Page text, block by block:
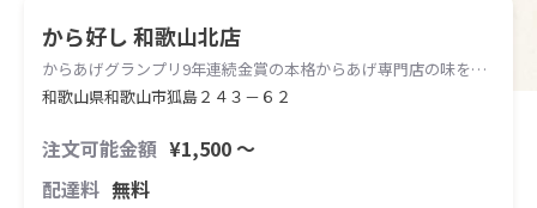
から好し 和歌山北店
からあげグランプリ9年連続金賞の本格からあげ専門店の味をお届けします。
和歌山県和歌山市狐島２４３－６２
注文可能金額 ¥1,500 〜
配達料 無料